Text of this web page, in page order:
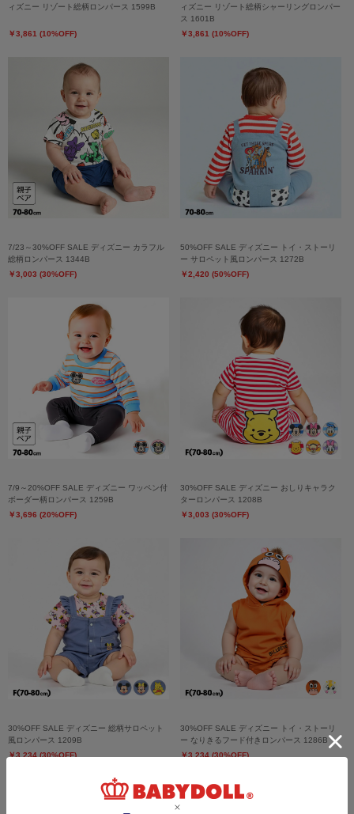
ィズニー リゾート総柄ロンパース 1599B
￥3,861 (10%OFF)
ィズニー リゾート総柄シャーリングロンパー
ス 1601B
￥3,861 (10%OFF)
7/23～30%OFF SALE ディズニー カラフル
総柄ロンパース 1344B
￥3,003 (30%OFF)
50%OFF SALE ディズニー トイ・ストーリ
ー サロペット風ロンパース 1272B
￥2,420 (50%OFF)
7/9～20%OFF SALE ディズニー ワッペン付
ボーダー柄ロンパース 1259B
￥3,696 (20%OFF)
30%OFF SALE ディズニー おしりキャラク
ターロンパース 1208B
￥3,003 (30%OFF)
30%OFF SALE ディズニー 総柄サロペット
風ロンパース 1209B
￥3,234 (30%OFF)
30%OFF SALE ディズニー トイ・ストーリ
ー なりきるフード付きロンパース 1286B
￥3,234 (30%OFF)